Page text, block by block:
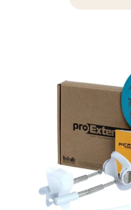
LEER MÁS